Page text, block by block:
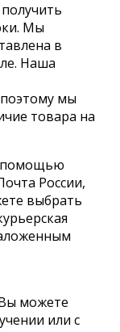
Мы
в
Наша
мы
товара на
помощью
России,
выбрать
можете
или с